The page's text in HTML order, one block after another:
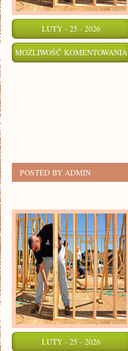
LUTY - 25 - 2026
MOŻLIWOŚĆ KOMENTOWANIA
POSTED BY ADMIN
LUTY - 25 - 2026